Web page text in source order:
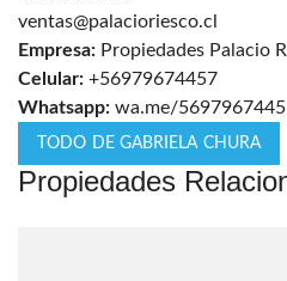
ventas@palacioriesco.cl
Empresa: Propiedades Palacio
Celular: +56979674457
Whatsapp: wa.me/
TODO DE GABRIELA CHURA
Propiedades